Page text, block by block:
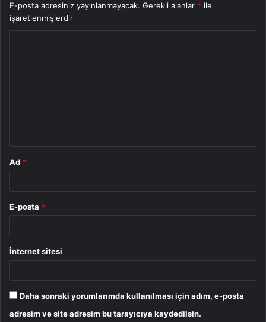
E-posta adresiniz yayınlanmayacak. Gerekli alanlar * ile
işaretlenmişlerdir
Ad *
E-posta *
İnternet sitesi
Daha sonraki yorumlarımda kullanılması için adım, e-posta
adresim ve site adresim bu tarayıcıya kaydedilsin.